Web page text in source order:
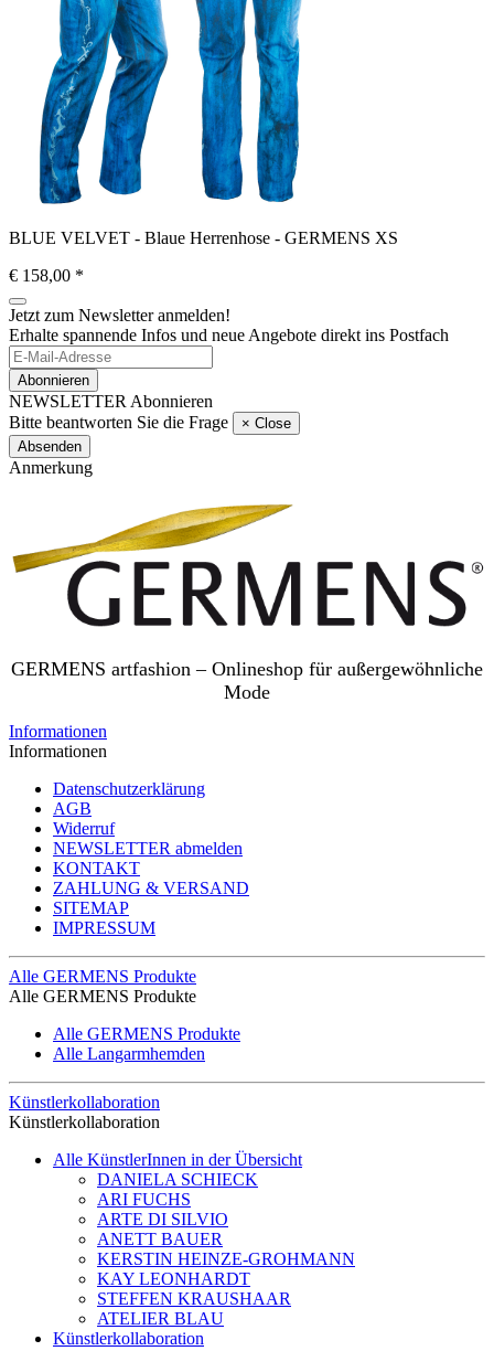
BLUE VELVET - Blaue Herrenhose - GERMENS XS
€ 158,00 *
Jetzt zum Newsletter anmelden!
Erhalte spannende Infos und neue Angebote direkt ins Postfach
Abonnieren
NEWSLETTER Abonnieren
Bitte beantworten Sie die Frage
× Close
Absenden
Anmerkung
GERMENS artfashion – Onlineshop für außergewöhnliche
Mode
Informationen
Informationen
Datenschutzerklärung
AGB
Widerruf
NEWSLETTER abmelden
KONTAKT
ZAHLUNG & VERSAND
SITEMAP
IMPRESSUM
Alle GERMENS Produkte
Alle GERMENS Produkte
Alle GERMENS Produkte
Alle Langarmhemden
Künstlerkollaboration
Künstlerkollaboration
Alle KünstlerInnen in der Übersicht
DANIELA SCHIECK
ARI FUCHS
ARTE DI SILVIO
ANETT BAUER
KERSTIN HEINZE-GROHMANN
KAY LEONHARDT
STEFFEN KRAUSHAAR
ATELIER BLAU
Künstlerkollaboration